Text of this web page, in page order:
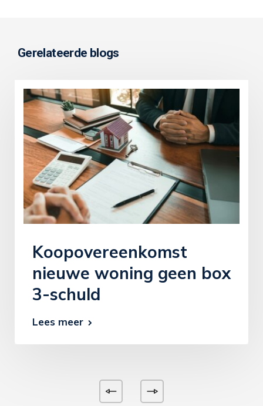
Gerelateerde blogs
Koopovereenkomst
nieuwe woning geen box
3-schuld
Lees meer